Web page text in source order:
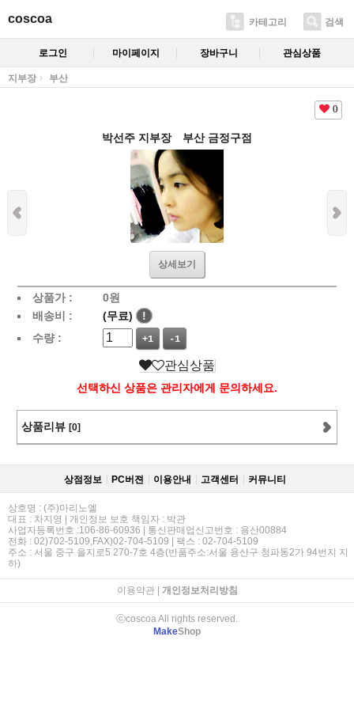
coscoa 카테고리 검색
로그인 마이페이지 장바구니 관심상품
지부장 부산
0
박선주 지부장 부산 금정구점
상세보기
상품가 : 0원
배송비 :
(무료)
!
수량 :
+1 -1
관심상품
선택하신 상품은 관리자에게 문의하세요.
상품리뷰 [0]
상점정보 PC버젼 이용안내 고객센터 커뮤니티
상호명 : (주)마리노엘
대표 : 차지영 | 개인정보 보호 책임자 : 박관
사업자등록번호 :106-86-60936 | 통신판매업신고번호 : 용산00884
전화 : 02)702-5109,FAX)02-704-5109 | 팩스 : 02-704-5109
주소 : 서울 중구 을지로5 270-7호 4층(반품주소:서울 용산구 청파동2가 94번지 지
하)
이용약관| 개인정보처리방침
ⓒcoscoa All rights reserved.
MakeShop